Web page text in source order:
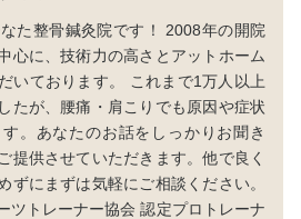
た整骨鍼灸院です！ 2008年の開院
心に、技術力の高さとアットホーム
いております。 これまで1万人以上
たが、腰痛・肩こりでも原因や症状
。あなたのお話をしっかりお聞き
提供させていただきます。他で良く
ずにまずは気軽にご相談ください。
ツトレーナー協会 認定プロトレーナ